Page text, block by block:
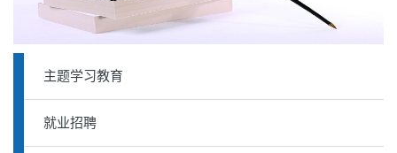
主题学习教育
就业招聘